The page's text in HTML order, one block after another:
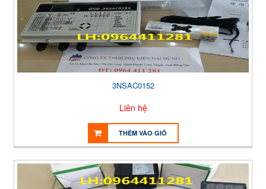
3NSAC0152
Liên hệ
THÊM VÀO GIỎ